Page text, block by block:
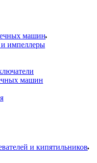
машин
и импеллеры
машин
и кипятильников